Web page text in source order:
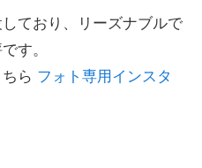
ており、リーズナブルで
す。
ら フォト専用インスタ